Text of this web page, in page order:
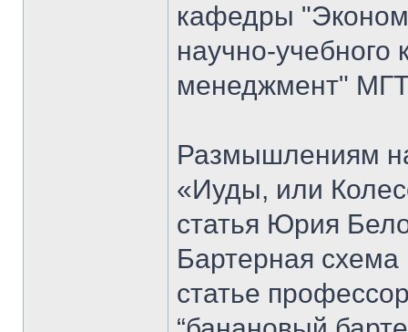
кафедры
научно-
менеджмент"
Размышлениям
«Иуды, или
статья Юрия
Бартерная схема
статье